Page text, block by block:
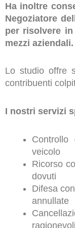
Ha inoltre
Negoziatore
per risolvere
mezzi aziendali.
Lo studio offre
contribuenti
I nostri servizi
veicolo
Ricorso
dovuti
Difesa
annullate
ragionevoli